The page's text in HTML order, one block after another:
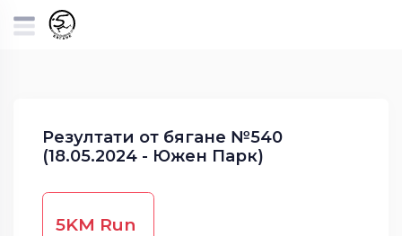
Резултати от бягане №540
(18.05.2024 - Южен Парк)
5KM Run